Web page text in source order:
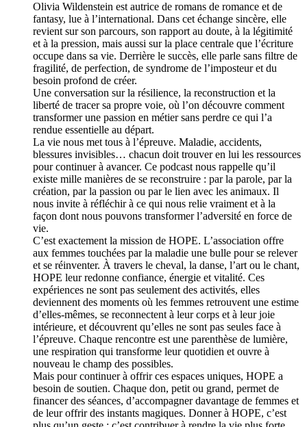
Olivia Wildenstein est autrice de romans de romance et de
fantasy, lue à l’international. Dans cet échange sincère, elle
revient sur son parcours, son rapport au doute, à la légitimité
et à la pression, mais aussi sur la place centrale que l’écriture
occupe dans sa vie. Derrière le succès, elle parle sans filtre de
fragilité, de perfection, de syndrome de l’imposteur et du
besoin profond de créer.
Une conversation sur la résilience, la reconstruction et la
liberté de tracer sa propre voie, où l’on découvre comment
transformer une passion en métier sans perdre ce qui l’a
rendue essentielle au départ.
La vie nous met tous à l’épreuve. Maladie, accidents,
blessures invisibles… chacun doit trouver en lui les ressources
pour continuer à avancer. Ce podcast nous rappelle qu’il
existe mille manières de se reconstruire : par la parole, par la
création, par la passion ou par le lien avec les animaux. Il
nous invite à réfléchir à ce qui nous relie vraiment et à la
façon dont nous pouvons transformer l’adversité en force de
vie.
C’est exactement la mission de HOPE. L’association offre
aux femmes touchées par la maladie une bulle pour se relever
et se réinventer. À travers le cheval, la danse, l’art ou le chant,
HOPE leur redonne confiance, énergie et vitalité. Ces
expériences ne sont pas seulement des activités, elles
deviennent des moments où les femmes retrouvent une estime
d’elles-mêmes, se reconnectent à leur corps et à leur joie
intérieure, et découvrent qu’elles ne sont pas seules face à
l’épreuve. Chaque rencontre est une parenthèse de lumière,
une respiration qui transforme leur quotidien et ouvre à
nouveau le champ des possibles.
Mais pour continuer à offrir ces espaces uniques, HOPE a
besoin de soutien. Chaque don, petit ou grand, permet de
financer des séances, d’accompagner davantage de femmes et
de leur offrir des instants magiques. Donner à HOPE, c’est